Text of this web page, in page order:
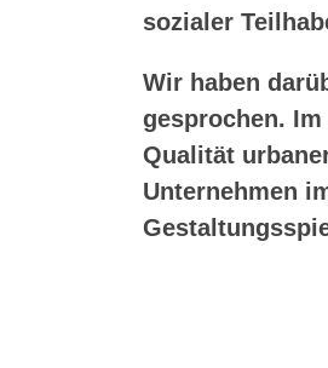
sozialer
Wir haben
gesprochen.
Qualität
Unternehmen